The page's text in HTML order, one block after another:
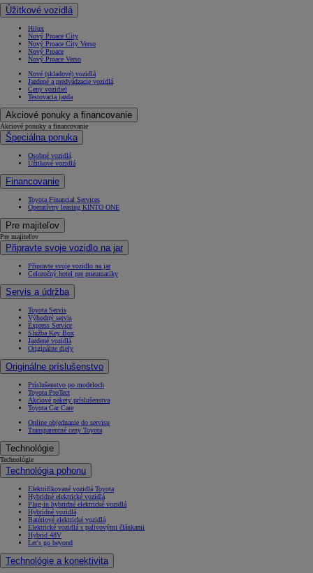
Úžitkové vozidlá
Hilux
Nový Proace City
Nový Proace City Verso
Nový Proace
Nový Proace Verso
Nové (skladové) vozidlá
Jazdené a predvádzacie vozidlá
Ceny vozidiel
Testovacia jazda
Akciové ponuky a financovanie
Akciové ponuky a financovanie
Špeciálna ponuka
Osobné vozidlá
Úžitkové vozidlá
Financovanie
Toyota Financial Services
Operatívny leasing KINTO ONE
Pre majiteľov
Pre majiteľov
Připravte svoje vozidlo na jar
Připravte svoje vozidlo na jar
Celoročný hotel pre pneumatiky
Servis a údržba
Toyota Servis
Výhodný servis
Express Service
Služba Key Box
Jazdené vozidlá
Originálne diely
Originálne príslušenstvo
Príslušenstvo po modeloch
Toyota ProTect
Akciové pakety príslušenstva
Toyota Car Care
Online objednanie do servisu
Transparentné ceny Toyota
Technológie
Technológie
Technológia pohonu
Elektrifikované vozidlá Toyota
Hybridné elektrické vozidlá
Plug-in hybridné elektrické vozidlá
Hybridné vozidlá
Batériové elektrické vozidlá
Elektrické vozidlá s palivovými článkami
Hybrid 48V
Let's go beyond
Technológie a konektivita